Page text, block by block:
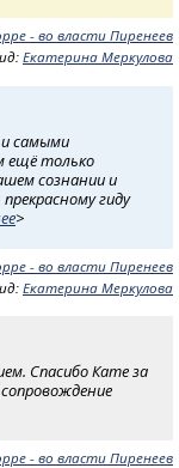
- во власти Пиренеев
Екатерина Меркулова
самыми
ещё только
сознании и
гиду
>
- во власти Пиренеев
Екатерина Меркулова
Спасибо Кате за
- во власти Пиренеев